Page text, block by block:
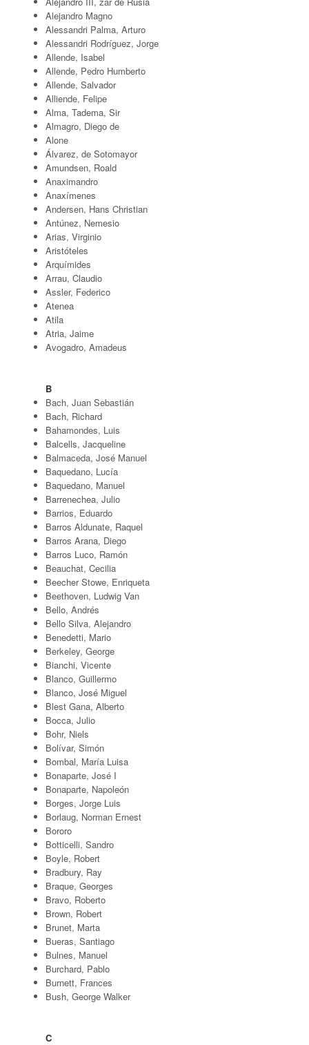
Alejandro Magno
Alessandri Palma, Arturo
Alessandri Rodríguez, Jorge
Allende, Isabel
Allende, Pedro Humberto
Allende, Salvador
Alliende, Felipe
Alma, Tadema, Sir
Almagro, Diego de
Alone
Álvarez, de Sotomayor
Amundsen, Roald
Anaximandro
Anaxímenes
Andersen, Hans Christian
Antúnez, Nemesio
Arias, Virginio
Aristóteles
Arquímides
Arrau, Claudio
Assler, Federico
Atenea
Atila
Atria, Jaime
Avogadro, Amadeus
B
Bach, Juan Sebastián
Bach, Richard
Bahamondes, Luis
Balcells, Jacqueline
Balmaceda, José Manuel
Baquedano, Lucía
Baquedano, Manuel
Barrenechea, Julio
Barrios, Eduardo
Barros Aldunate, Raquel
Barros Arana, Diego
Barros Luco, Ramón
Beauchat, Cecilia
Beecher Stowe, Enriqueta
Beethoven, Ludwig Van
Bello, Andrés
Bello Silva, Alejandro
Benedetti, Mario
Berkeley, George
Bianchi, Vicente
Blanco, Guillermo
Blanco, José Miguel
Blest Gana, Alberto
Bocca, Julio
Bohr, Niels
Bolívar, Simón
Bombal, María Luisa
Bonaparte, José I
Bonaparte, Napoleón
Borges, Jorge Luis
Borlaug, Norman Ernest
Bororo
Botticelli, Sandro
Boyle, Robert
Bradbury, Ray
Braque, Georges
Bravo, Roberto
Brown, Robert
Brunet, Marta
Bueras, Santiago
Bulnes, Manuel
Burchard, Pablo
Burnett, Frances
Bush, George Walker
C